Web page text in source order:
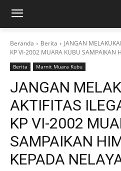
Beranda Berita
JANGAN
KP VI-2002 MUARA KUBU SAMPAIKAN
Berita Marnit Muara Kubu
JANGAN
AKTIFITAS
KP VI-2002
SAMPAIKAN
KEPADA